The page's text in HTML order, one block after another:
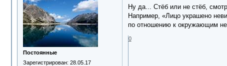
Постоянные
Зарегистрирован: 28.05.17
Ну да... Стёб или не стёб,
Например, «Лицо украшено
по отношению к окружающим
0